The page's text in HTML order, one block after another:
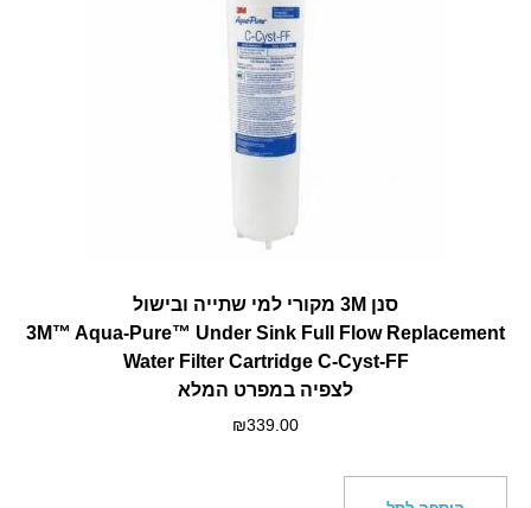
סנן 3M מקורי למי שתייה ובישול
3M™ Aqua-Pure™ Under Sink Full Flow Replacement
Water Filter Cartridge C-Cyst-FF
לצפיה במפרט המלא
₪339.00